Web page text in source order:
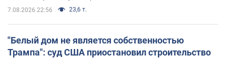
7.08.2026 22:56 23,6 т.
"Белый дом не является собственностью
Трампа": суд США приостановил строительство